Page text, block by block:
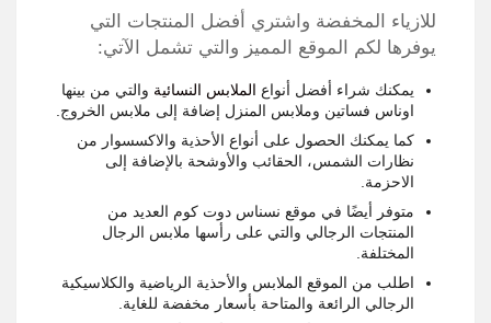
للازياء المخفضة واشتري أفضل المنتجات التي
يوفرها لكم الموقع المميز والتي تشمل الآتي:
يمكنك شراء أفضل أنواع الملابس النسائية والتي من بينها
اوناس فساتين وملابس المنزل إضافة إلى ملابس الخروج.
كما يمكنك الحصول على أنواع الأحذية والاكسسوار من
نظارات الشمس، الحقائب والأوشحة بالإضافة إلى
الاحزمة.
متوفر أيضًا في موقع نسناس دوت كوم العديد من
المنتجات الرجالي والتي على رأسها ملابس الرجال
المختلفة.
اطلب من الموقع الملابس والأحذية الرياضية والكلاسيكية
الرجالي الرائعة والمتاحة بأسعار مخفضة للغاية.